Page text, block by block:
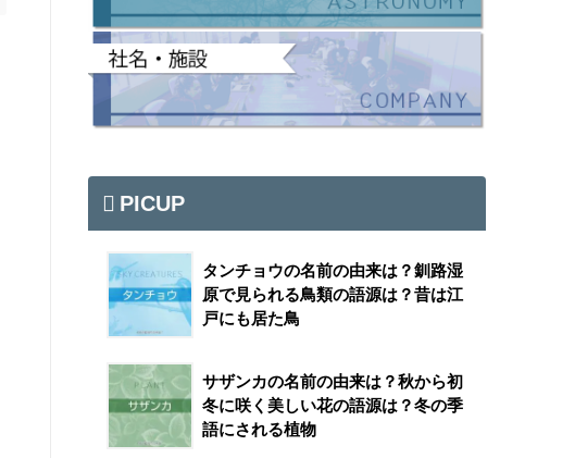
PICUP
タンチョウの名前の由来は？釧路湿
原で見られる鳥類の語源は？昔は江
戸にも居た鳥
サザンカの名前の由来は？秋から初
冬に咲く美しい花の語源は？冬の季
語にされる植物